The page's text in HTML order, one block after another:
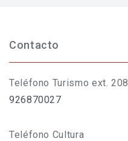
Contacto
Teléfono Turismo ext. 208
926870027
Teléfono Cultura